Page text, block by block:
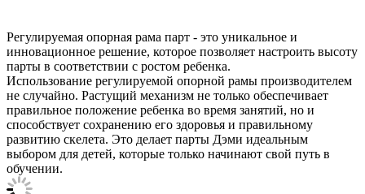
Регулируемая опорная рама парт - это уникальное и
инновационное решение, которое позволяет настроить высоту
парты в соответствии с ростом ребенка.
Использование регулируемой опорной рамы производителем
не случайно. Растущий механизм не только обеспечивает
правильное положение ребенка во время занятий, но и
способствует сохранению его здоровья и правильному
развитию скелета. Это делает парты Дэми идеальным
выбором для детей, которые только начинают свой путь в
обучении.